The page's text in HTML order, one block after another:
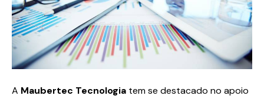
A Maubertec Tecnologia tem se destacado no apoio